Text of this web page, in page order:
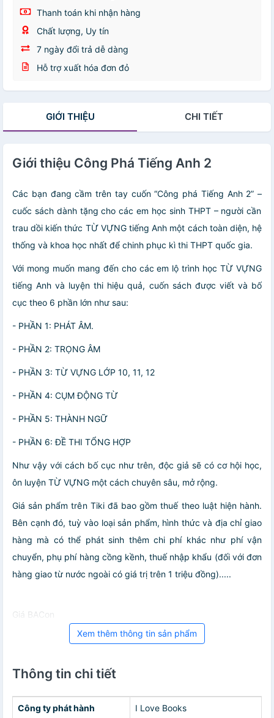
Thanh toán khi nhận hàng
Chất lượng, Uy tín
7 ngày đổi trả dễ dàng
Hỗ trợ xuất hóa đơn đỏ
GIỚI THIỆU CHI TIẾT
Giới thiệu Công Phá Tiếng Anh 2
Các bạn đang cầm trên tay cuốn “Công phá Tiếng Anh 2” –
cuốc sách dành tặng cho các em học sinh THPT –người cần
trau dồi kiến thức TỪ VỰNG tiếng Anh một cách toàn diện, hệ
thống và khoa học nhất để chinh phục kì thi THPT quốc gia.
Với mong muốn mang đến cho các em lộ trình học TỪ VỰNG
tiếng Anh và luyện thi hiệu quả, cuốn sách được viết và bố
cục theo 6 phần lớn như sau:
- PHẦN 1: PHÁT ÂM.
- PHẦN 2: TRỌNG ÂM
- PHẦN 3: TỪ VỰNG LỚP 10, 11, 12
- PHẦN 4: CỤM ĐỘNG TỪ
- PHẦN 5: THÀNH NGỮ
- PHẦN 6: ĐỀ THI TỔNG HỢP
Như vậy với cách bố cục như trên, độc giả sẽ có cơ hội học,
ôn luyện TỪ VỰNG một cách chuyên sâu, mở rộng.
Giá sản phẩm trên Tiki đã bao gồm thuế theo luật hiện hành.
Bên cạnh đó, tuỳ vào loại sản phẩm, hình thức và địa chỉ giao
hàng mà có thể phát sinh thêm chi phí khác như phí vận
chuyển, phụ phí hàng cồng kềnh, thuế nhập khẩu (đối với đơn
hàng giao từ nước ngoài có giá trị trên 1 triệu đồng).....
Giá BACon
Xem thêm thông tin sản phẩm
Thông tin chi tiết
Công ty phát hành I Love Books